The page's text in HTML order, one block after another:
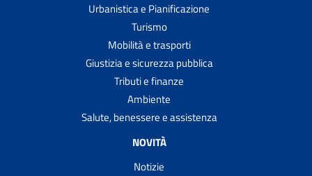
Urbanistica e Pianificazione
Turismo
Mobilità e trasporti
Giustizia e sicurezza pubblica
Tributi e finanze
Ambiente
Salute, benessere e assistenza
NOVITÀ
Notizie